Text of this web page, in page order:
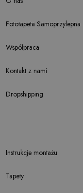
Fototapeta Samoprzylepna
Współpraca
Kontakt z nami
Dropshipping
Instrukcje montażu
Tapety